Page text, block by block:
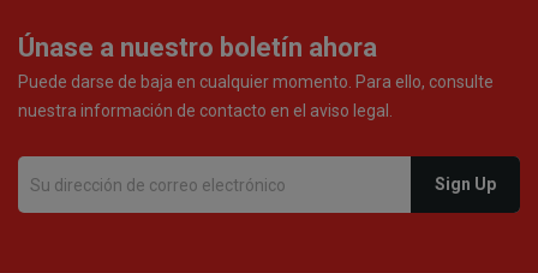
Únase a nuestro boletín ahora
Puede darse de baja en cualquier momento. Para ello, consulte
nuestra información de contacto en el aviso legal.